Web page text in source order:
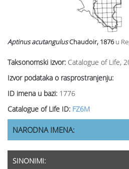
Taksonomski izvor: Catalogue of Life,
Izvor podataka o rasprostranjenju:
ID imena u bazi: 1776
Catalogue of Life ID: FZ6M
Aptinus acutangulusChaudoir, 1876 u
NARODNA IMENA:
SINONIMI: